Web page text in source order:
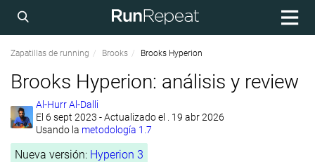
Zapatillas de running Brooks Brooks Hyperion
Brooks Hyperion: análisis y review
Al-Hurr Al-Dalli
El 6 sept 2023 - Actualizado el . 19 abr 2026
Usando la metodología 1.7
Nueva versión: Hyperion 3